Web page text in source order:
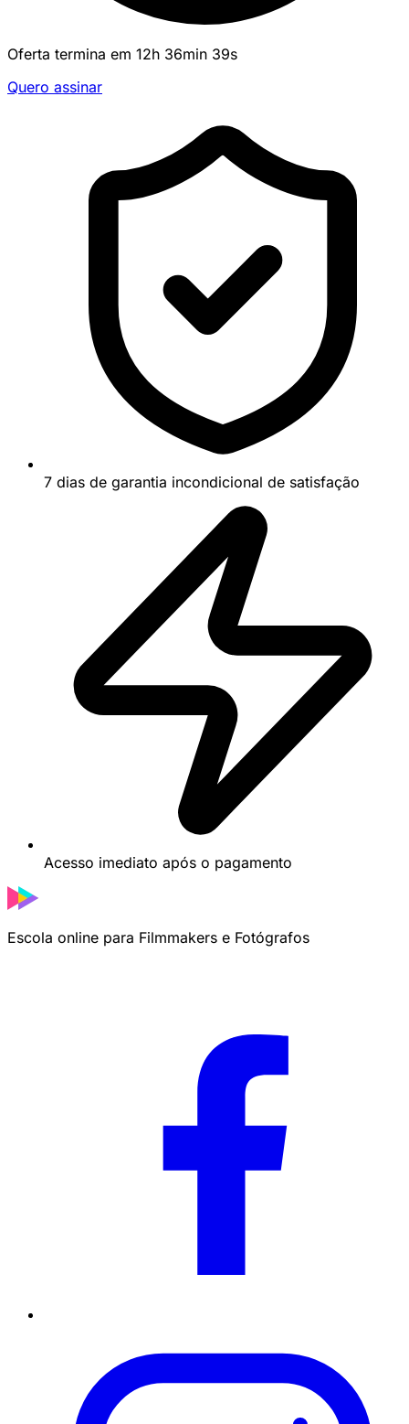
Oferta termina em 12h 36min 39s
Quero assinar
7 dias de garantia incondicional de satisfação
Acesso imediato após o pagamento
Escola online para Filmmakers e Fotógrafos